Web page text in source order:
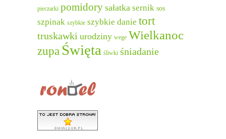
pieczarki pomidory sałatka sernik sos
szpinak szybkie szybkie danie tort
truskawki urodziny wege Wielkanoc
zupa Święta śliwki śniadanie